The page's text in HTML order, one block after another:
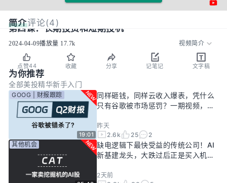
简介评论(4)
第四课：长期投资和短期投机
2024-04-09播放量 17.7k 视频简介
点赞44 收藏 分享 记笔记 文字稿
为你推荐
全部美投精华新手入门
19:01
GOOG | 财报跟踪
同样砸钱，同样云收入爆表，凭什么
只有谷歌被市场惩罚？一期视频，告
昨天
2.6k
25 2
其他机会
缺电逻辑下最快受益的传统公司！AI
新基建龙头，大跌过后正是买入机
2天前